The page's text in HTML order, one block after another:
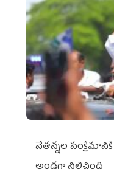
నేతన్నల
అండగా నిలిచింది